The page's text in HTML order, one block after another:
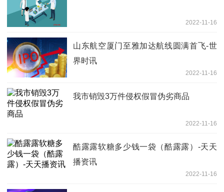
2022-11-16
山东航空厦门至雅加达航线圆满首飞-世
界时讯
2022-11-16
我市销毁3万件侵权假冒伪劣商品
2022-11-16
酷露露软糖多少钱一袋（酷露露）-天天
播资讯
2022-11-16